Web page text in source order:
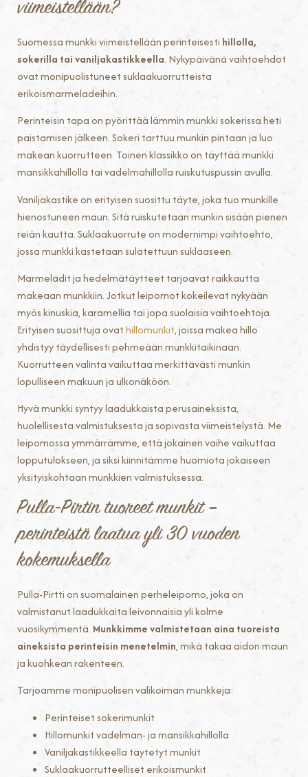
viimeistellään?
Suomessa munkki viimeistellään perinteisesti hillolla,
sokerilla tai vaniljakastikkeella. Nykypäivänä vaihtoehdot
ovat monipuolistuneet suklaakuorrutteista
erikoismarmeladeihin.
Perinteisin tapa on pyörittää lämmin munkki sokerissa heti
paistamisen jälkeen. Sokeri tarttuu munkin pintaan ja luo
makean kuorrutteen. Toinen klassikko on täyttää munkki
mansikkahillolla tai vadelmahillolla ruiskutuspussin avulla.
Vaniljakastike on erityisen suosittu täyte, joka tuo munkille
hienostuneen maun. Sitä ruiskutetaan munkin sisään pienen
reiän kautta. Suklaakuorrute on modernimpi vaihtoehto,
jossa munkki kastetaan sulatettuun suklaaseen.
Marmeladit ja hedelmätäytteet tarjoavat raikkautta
makeaan munkkiin. Jotkut leipomot kokeilevat nykyään
myös kinuskia, karamellia tai jopa suolaisia vaihtoehtoja.
Erityisen suosittuja ovathillomunkit, joissa makea hillo
yhdistyy täydellisesti pehmeään munkkitaikinaan.
Kuorrutteen valinta vaikuttaa merkittävästi munkin
lopulliseen makuun ja ulkonäköön.
Hyvä munkki syntyy laadukkaista perusaineksista,
huolellisesta valmistuksesta ja sopivasta viimeistelystä. Me
leipomossa ymmärrämme, että jokainen vaihe vaikuttaa
lopputulokseen, ja siksi kiinnitämme huomiota jokaiseen
yksityiskohtaan munkkien valmistuksessa.
Pulla-Pirtin tuoreet munkit –
perinteistä laatua yli 30 vuoden
kokemuksella
Pulla-Pirtti on suomalainen perheleipomo, joka on
valmistanut laadukkaita leivonnaisia yli kolme
vuosikymmentä. Munkkimme valmistetaan aina tuoreista
aineksista perinteisin menetelmin, mikä takaa aidon maun
ja kuohkean rakenteen.
Tarjoamme monipuolisen valikoiman munkkeja:
Perinteiset sokerimunkit
Hillomunkit vadelman- ja mansikkahillolla
Vaniljakastikkeella täytetyt munkit
Suklaakuorrutteelliset erikoismunkit